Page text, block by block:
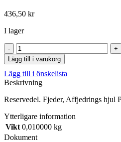
436,50 kr
I lager
Fjeder,
Affjedrings
hjul
Prox7(05-
17-
mängd
Lägg till i varukorg
Lägg till i önskelista
Beskrivning
Reservedel. Fjeder, Affjedrings hjul
Ytterligare information
Vikt 0,010000 kg
Dokument